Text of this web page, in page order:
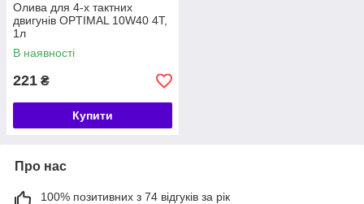
Олива для 4-х тактних
двигунів OPTIMAL 10W40 4T,
1л
В наявності
221 ₴
Купити
Про нас
100% позитивних з 74 відгуків за рік